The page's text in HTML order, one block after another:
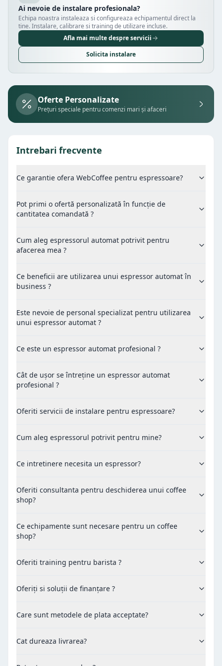
Ai nevoie de instalare profesionala?
Echipa noastra instaleaza si configureaza echipamentul direct la
tine. Instalare, calibrare si training de utilizare incluse.
Afla mai multe despre servicii
Solicita instalare
Oferte Personalizate
Prețuri speciale pentru comenzi mari și afaceri
Intrebari frecvente
Ce garantie ofera WebCoffee pentru espressoare?
Pot primi o ofertă personalizată în funcție de
cantitatea comandată ?
Cum aleg espressorul automat potrivit pentru
afacerea mea ?
Ce beneficii are utilizarea unui espressor automat în
business ?
Este nevoie de personal specializat pentru utilizarea
unui espressor automat ?
Ce este un espressor automat profesional ?
Cât de ușor se întreține un espressor automat
profesional ?
Oferiti servicii de instalare pentru espressoare?
Cum aleg espressorul potrivit pentru mine?
Ce intretinere necesita un espressor?
Oferiti consultanta pentru deschiderea unui coffee
shop?
Ce echipamente sunt necesare pentru un coffee
shop?
Oferiti training pentru barista ?
Oferiți si soluții de finanțare ?
Care sunt metodele de plata acceptate?
Cat dureaza livrarea?